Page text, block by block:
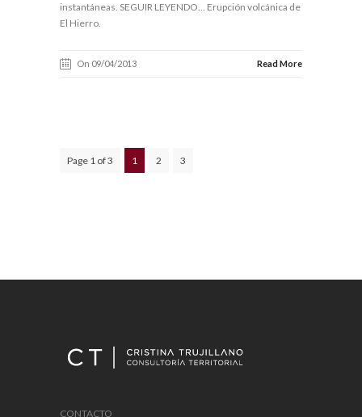
instantáneas. SEGUIR LEYENDO… Erupción volcánica de
El Hierro.
On 09/04/2013 Read More
Page 1 of 3 1 2 3
CONTACTO